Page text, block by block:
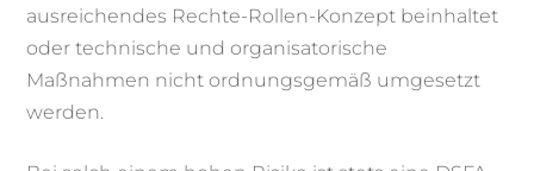
ausreichendes Rechte-Rollen-Konzept beinhaltet
oder technische und organisatorische
Maßnahmen nicht ordnungsgemäß umgesetzt
werden.